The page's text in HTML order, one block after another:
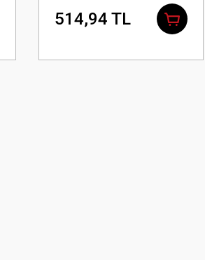
514,94 TL